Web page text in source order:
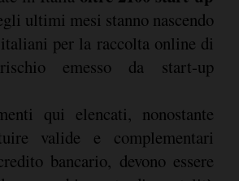
ultimi mesi stanno nascendo
per la raccolta online di
emesso da start-up
qui elencati, nonostante
valide e complementari
bancario, devono essere